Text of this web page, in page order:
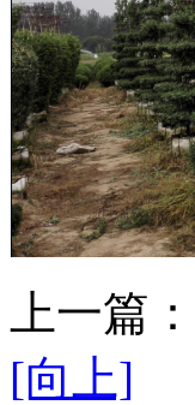
上一篇：
[向上]